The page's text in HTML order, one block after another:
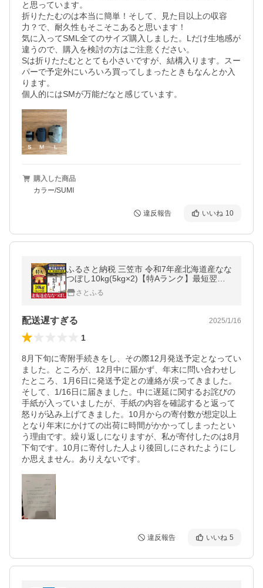
と思っています。
折りたたむのは本当に簡単！そして、見た目以上の収容
力？で、耐久性もそこそこあると思います！
気に入ってSML全てのサイズ購入しました。Lだけ生地感が
違うので、購入を検討の方はご注意ください。
Sは折りたたむととても小さいですが、結構入ります。スー
パーで予定外にいろいろ買ってしまったときもなんとか入
ります。
個人的にはSMが万能だなと感じています。
購入した商品
カラー/SUMI
違反報告 いいね 10
ふるさと納税 三笠市 令和7年産北海道産なな
つぼし10kg(5kg×2)【特Aランク】最短翌日
発送【1606017】
さとふる
配送遅すぎる 2025/1/16
1
8月下旬に寄附手続きをし、その際12月発送予定となってい
ました。ところが、12月中に届かず、年末に問い合わせし
たところ、1月6日に発送予定との連絡が戻ってきました。
そして、1/16日に届きました。中に遅延に関するお詫びの
手紙が入っていましたが、手紙の内容を確認すると返って
怒りが込み上げてきました。10月からの寄付数が想定以上
となり年末にかけての出荷に時間がかかってしまったとい
う理由です。繰り返しになりますが、私が寄付したのは8月
下旬です。10月に寄付した人より後回しにされたようにし
か思えません。ありえないです。
違反報告 いいね 5